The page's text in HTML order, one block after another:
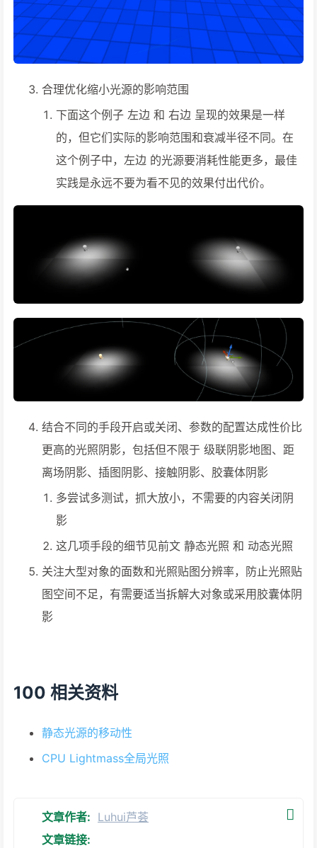
合理优化缩小光源的影响范围
下面这个例子 左边 和 右边 呈现的效果是一样
的，但它们实际的影响范围和衰减半径不同。在
这个例子中，左边 的光源要消耗性能更多，最佳
实践是永远不要为看不见的效果付出代价。
结合不同的手段开启或关闭、参数的配置达成性价比
更高的光照阴影，包括但不限于 级联阴影地图、距
离场阴影、插图阴影、接触阴影、胶囊体阴影
多尝试多测试，抓大放小，不需要的内容关闭阴
影
这几项手段的细节见前文 静态光照 和 动态光照
关注大型对象的面数和光照贴图分辨率，防止光照贴
图空间不足，有需要适当拆解大对象或采用胶囊体阴
影
100 相关资料
静态光源的移动性
CPU Lightmass全局光照
文章作者: Luhui芦荟
文章链接: